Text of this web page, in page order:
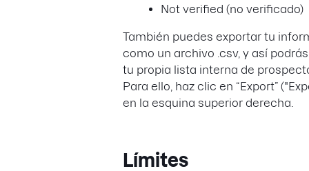
Not verified (no verificado)
También puedes exportar tu
como un archivo .csv, y así
tu propia lista interna de
Para ello, haz clic en “Export”
en la esquina superior derecha.
Límites